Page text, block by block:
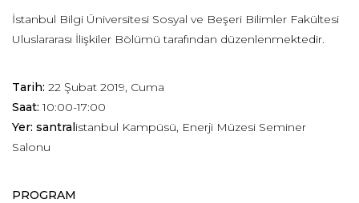
İstanbul Bilgi Üniversitesi Sosyal ve Beşeri Bilimler Fakültesi
Uluslararası İlişkiler Bölümü tarafından düzenlenmektedir.
Tarih: 22 Şubat 2019, Cuma
Saat: 10:00-17:00
Yer: santralistanbul Kampüsü, Enerji Müzesi Seminer
Salonu
PROGRAM